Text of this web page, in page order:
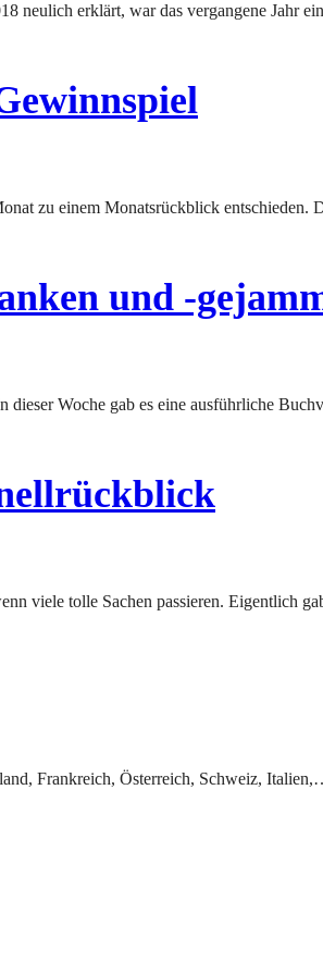
und -
viele tolle Sachen passieren. Eigentlich